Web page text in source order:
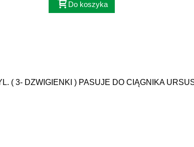
Do koszyka
( 3- DZWIGIENKI ) PASUJE DO CIĄGNIKA